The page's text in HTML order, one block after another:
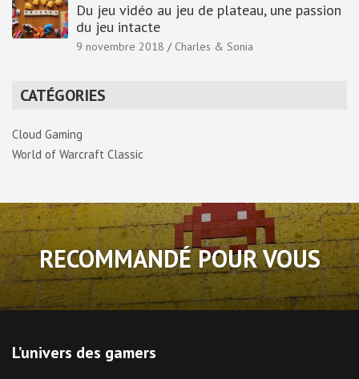
Du jeu vidéo au jeu de plateau, une passion
du jeu intacte
9 novembre 2018 Charles & Sonia
CATÉGORIES
Cloud Gaming
World of Warcraft Classic
RECOMMANDÉ POUR VOUS
L’univers des gamers